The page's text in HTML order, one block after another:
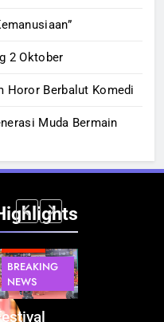
2 Oktober
Horor Berbalut Komedi
Muda Bermain
BREAKING
NEWS